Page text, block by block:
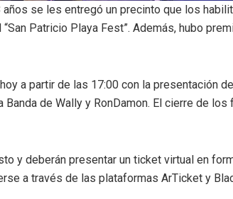
se les entregó un precinto que los
Patricio Playa Fest”. Además, hubo
a partir de las 17:00 con la presentación
Banda de Wally y RonDamon. El cierre de
y deberán presentar un ticket virtual en
a través de las plataformas ArTicket y